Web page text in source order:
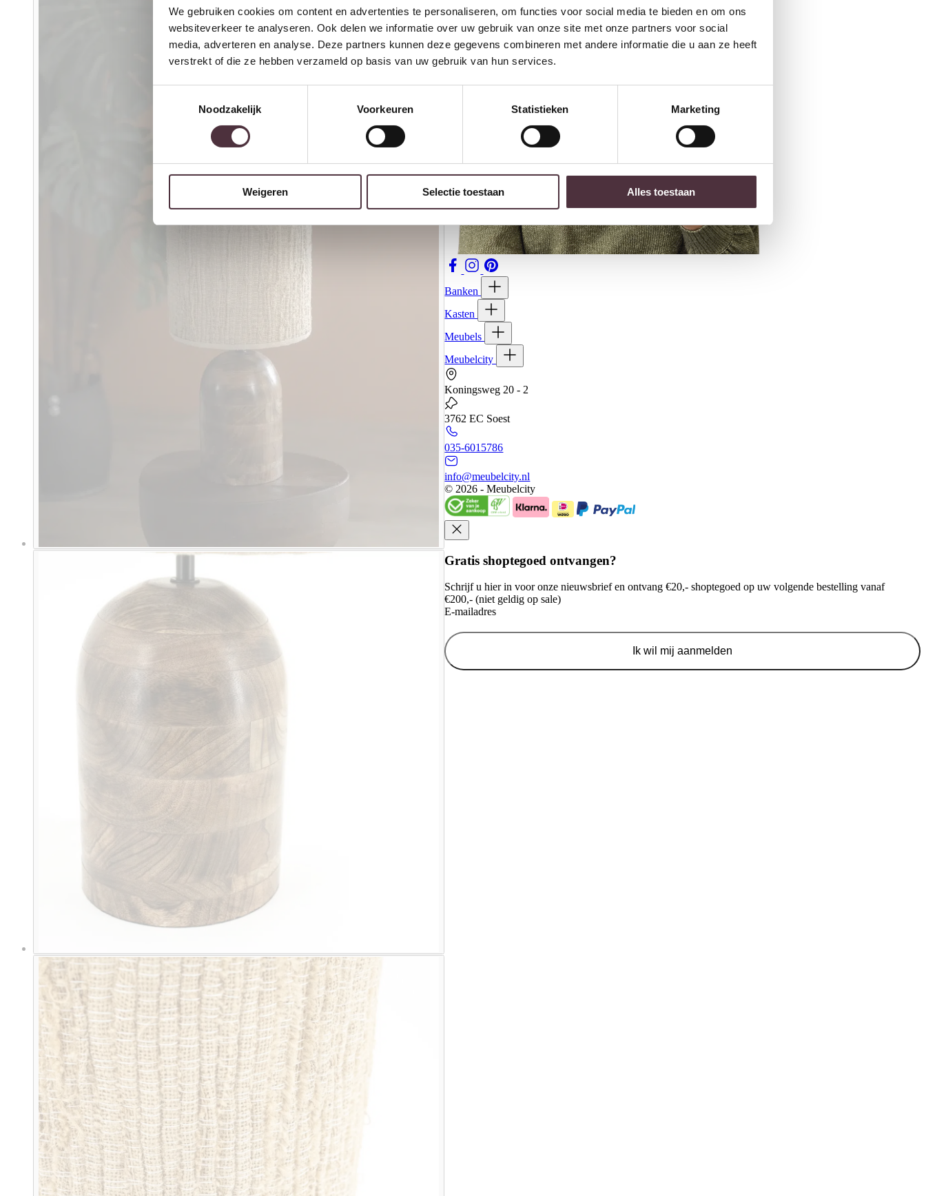
We gebruiken cookies om content en advertenties te personaliseren, om functies voor social media te bieden en om ons
websiteverkeer te analyseren. Ook delen we informatie over uw gebruik van onze site met onze partners voor social
media, adverteren en analyse. Deze partners kunnen deze gegevens combineren met andere informatie die u aan ze heeft
verstrekt of die ze hebben verzameld op basis van uw gebruik van hun services.
Noodzakelijk
Voorkeuren Statistieken Marketing
Weigeren Selectie toestaan Alles toestaan
Banken
Kasten
Meubels
Meubelcity
Koningsweg 20 - 2
3762 EC Soest
035-6015786
info@meubelcity.nl
© 2026 - Meubelcity
Gratis shoptegoed ontvangen?
Schrijf u hier in voor onze nieuwsbrief en ontvang €20,- shoptegoed op uw volgende bestelling vanaf
€200,- (niet geldig op sale)
E-mailadres
Ik wil mij aanmelden